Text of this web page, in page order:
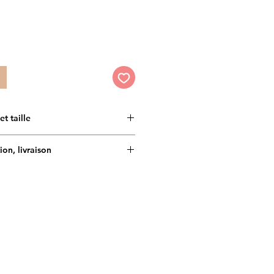
et taille
attentif aux choix des
haute qualité, téstés et
livraison